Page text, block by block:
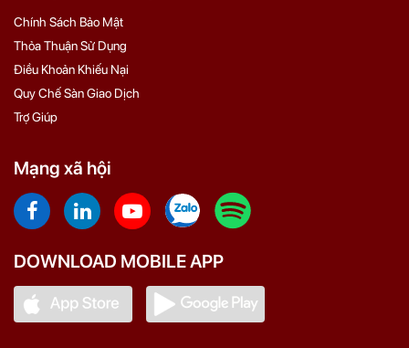
Chính Sách Bảo Mật
Thỏa Thuận Sử Dụng
Điều Khoản Khiếu Nại
Quy Chế Sàn Giao Dịch
Trợ Giúp
Mạng xã hội
DOWNLOAD MOBILE APP